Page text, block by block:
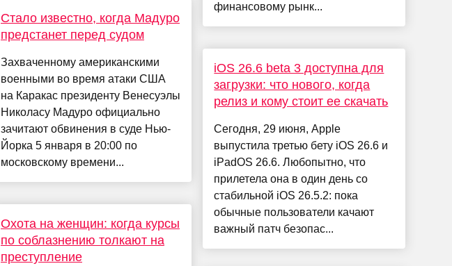
Стало известно, когда Мадуро
предстанет перед судом
Захваченному американскими
военными во время атаки США
на Каракас президенту Венесуэлы
Николасу Мадуро официально
зачитают обвинения в суде Нью-
Йорка 5 января в 20:00 по
московскому времени...
Охота на женщин: когда курсы
по соблазнению толкают на
преступление
финансовому рынк...
iOS 26.6 beta 3 доступна для
загрузки: что нового, когда
релиз и кому стоит ее скачать
Сегодня, 29 июня, Apple
выпустила третью бету iOS 26.6 и
iPadOS 26.6. Любопытно, что
прилетела она в один день со
стабильной iOS 26.5.2: пока
обычные пользователи качают
важный патч безопас...